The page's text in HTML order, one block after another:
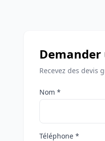
Demander
Recevez des devis
Nom *
Téléphone *